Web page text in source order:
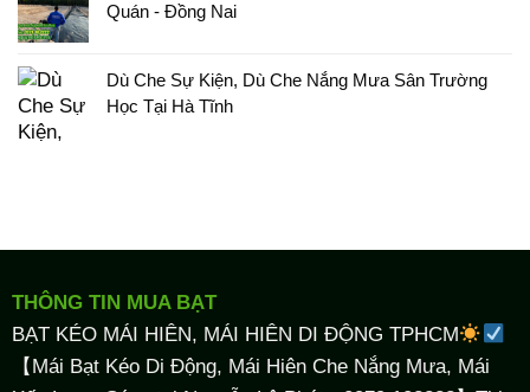
Quán - Đồng Nai
Dù Che Sự Kiện, Dù Che Nắng Mưa Sân Trường
Học Tại Hà Tĩnh
THÔNG TIN MUA BẠT
BẠT KÉO MÁI HIÊN, MÁI HIÊN DI ĐỘNG TPHCM
【Mái Bạt Kéo Di Động, Mái Hiên Che Nắng Mưa, Mái